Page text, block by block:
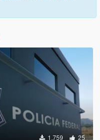
1,759 25